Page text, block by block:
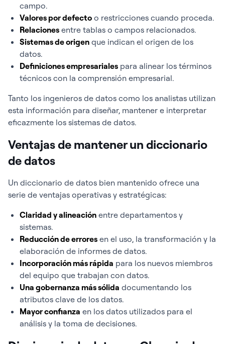
campo.
Valores por defecto o restricciones cuando proceda.
Relaciones entre tablas o campos relacionados.
Sistemas de origen que indican el origen de los
datos.
Definiciones empresariales para alinear los términos
técnicos con la comprensión empresarial.
Tanto los ingenieros de datos como los analistas utilizan
esta información para diseñar, mantener e interpretar
eficazmente los sistemas de datos.
Ventajas de mantener un diccionario
de datos
Un diccionario de datos bien mantenido ofrece una
serie de ventajas operativas y estratégicas:
Claridad y alineación entre departamentos y
sistemas.
Reducción de errores en el uso, la transformación y la
elaboración de informes de datos.
Incorporación más rápida para los nuevos miembros
del equipo que trabajan con datos.
Una gobernanza más sólida documentando los
atributos clave de los datos.
Mayor confianza en los datos utilizados para el
análisis y la toma de decisiones.